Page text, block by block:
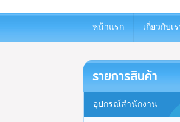
หน้าแรก เกี่ยวกับเร
รายการสินค้า
อุปกรณ์สำนักงาน